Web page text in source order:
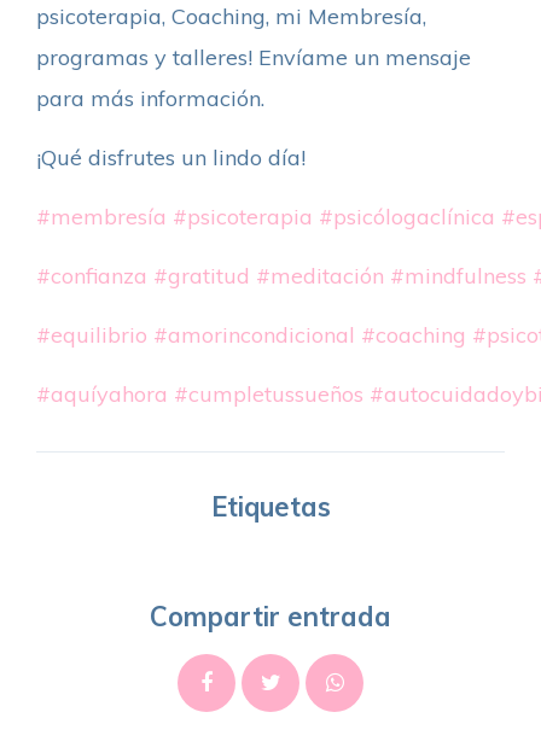
psicoterapia, Coaching, mi Membresía,
programas y talleres! Envíame un mensaje
para más información.
¡Qué disfrutes un lindo día!
#membresía #psicoterapia #psicólogaclínica
#confianza #gratitud #meditación #mindfulness
#equilibrio #amorincondicional #coaching
#aquíyahora #cumpletussueños
Etiquetas
Compartir entrada